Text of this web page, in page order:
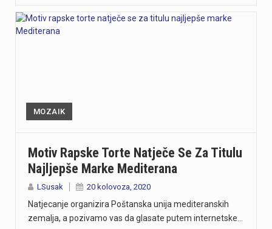
MOZAIK
Motiv Rapske Torte Natječe Se Za Titulu
Najljepše Marke Mediterana
LSusak 20 kolovoza, 2020
Natjecanje organizira Poštanska unija mediteranskih
zemalja, a pozivamo vas da glasate putem internetske…